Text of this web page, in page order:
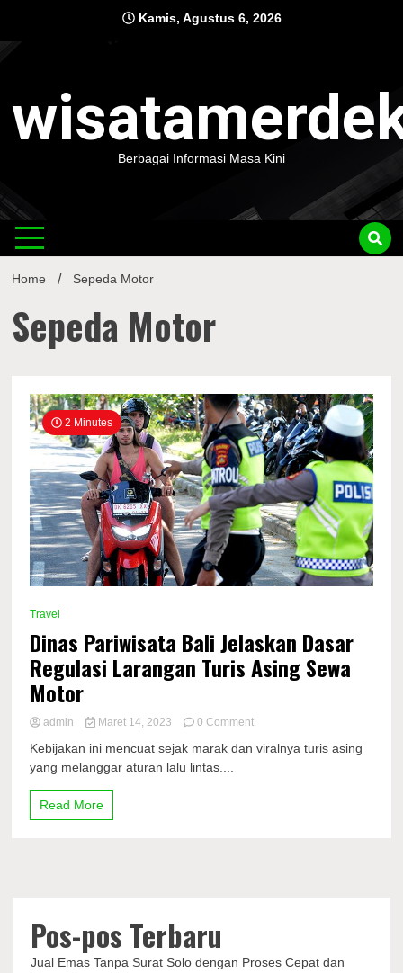
content
Kamis, Agustus 6, 2026
Berbagai Informasi Masa Kini
Home Sepeda Motor
Sepeda Motor
2 Minutes
Travel
Dinas Pariwisata Bali Jelaskan Dasar
Regulasi Larangan Turis Asing Sewa
Motor
admin Maret 14, 2023 0 Commenton
Pariwisata
Kebijakan ini mencuat sejak marak dan viralnya turis asing
yang melanggar aturan lalu lintas....
Read More
Pos-pos Terbaru
Jual Emas Tanpa Surat Solo dengan Proses Cepat dan